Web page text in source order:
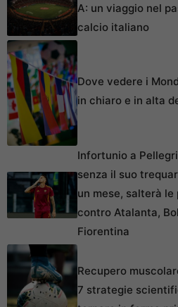
A: un viaggio nel
calcio italiano
Dove vedere i
in chiaro e in alta
Infortunio a
senza il suo
un mese, salterà
contro Atalanta,
Fiorentina
Recupero
7 strategie